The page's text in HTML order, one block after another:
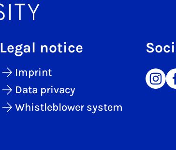
Legal notice
Imprint
Data privacy
Whistleblower system